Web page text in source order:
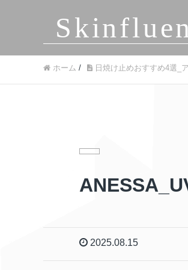
ホーム / 日焼け止めおすすめ4選_
2025.08.15